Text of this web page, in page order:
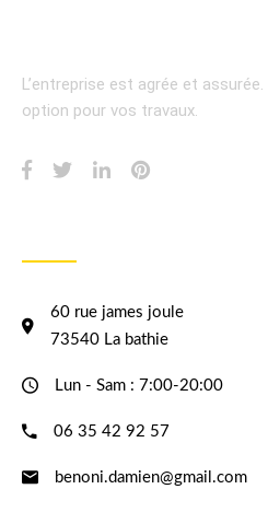
L’entreprise est agrée et assurée.
option pour vos travaux.
60 rue james joule
73540 La bathie
Lun - Sam : 7:00-20:00
06 35 42 92 57
benoni.damien@gmail.com